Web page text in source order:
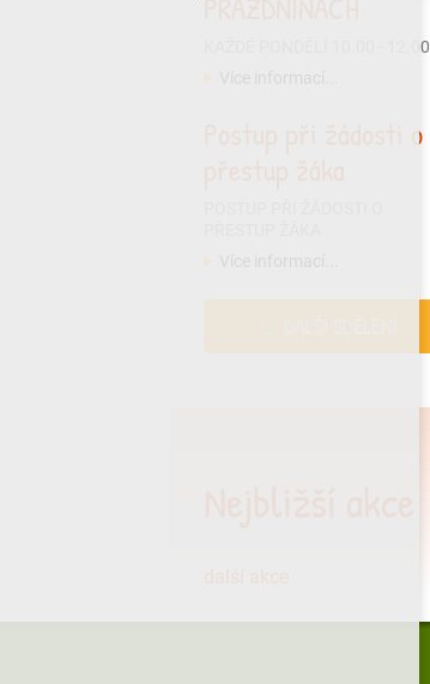
KAŽDÉ PONDĚLÍ 10.00 - 12.00
Postup při žádosti o